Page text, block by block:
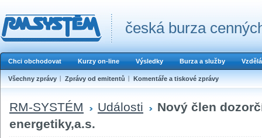
česká burza
Chci obchodovat Kurzy on-line Výsledky Burza a služby
Všechny zprávy Zprávy od emitentů Komentáře a tiskové zprávy
RM-SYSTÉM Události
Nový člen
energetiky,a.s.